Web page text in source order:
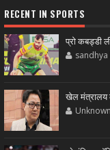
RECENT IN SPORTS
प्रो कबड्डी
खेल मंत्रालय
Unknown